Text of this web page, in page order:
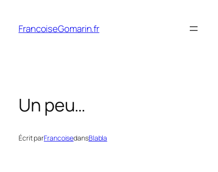
contenu
FrancoiseGomarin.fr
Un peu…
Écrit parFrancoisedansBlabla